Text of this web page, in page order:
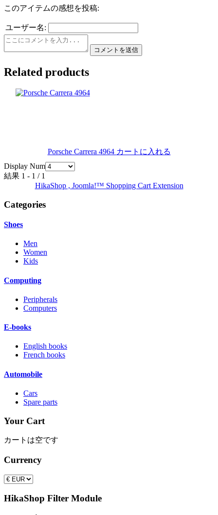
このアイテムの感想を投稿:
ユーザー名:
Related products
Porsche Carrera 4964 カートに入れる
Display Num
結果 1 - 1 / 1
HikaShop , Joomla!™ Shopping Cart Extension
Categories
Shoes
Men
Women
Kids
Computing
Peripherals
Computers
E-books
English books
French books
Automobile
Cars
Spare parts
Your Cart
カートは空です
Currency
HikaShop Filter Module